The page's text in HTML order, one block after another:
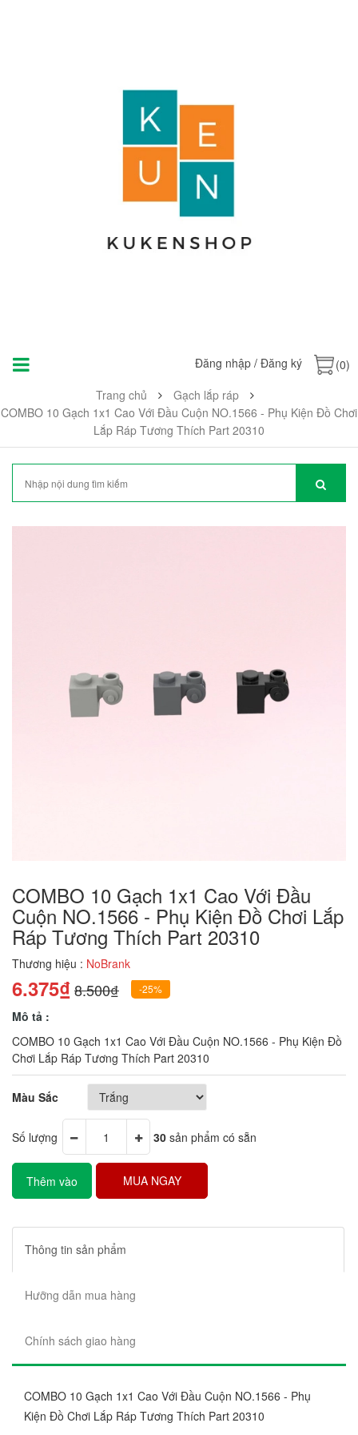
Đăng nhập / Đăng ký
(0)
Trang chủ
Gạch lắp ráp
COMBO 10 Gạch 1x1 Cao Với Đầu Cuộn NO.1566 - Phụ Kiện Đồ Chơi
Lắp Ráp Tương Thích Part 20310
COMBO 10 Gạch 1x1 Cao Với Đầu
Cuộn NO.1566 - Phụ Kiện Đồ Chơi Lắp
Ráp Tương Thích Part 20310
Thương hiệu : NoBrank
6.375₫8.500₫ -25%
Mô tả :
COMBO 10 Gạch 1x1 Cao Với Đầu Cuộn NO.1566 - Phụ Kiện Đồ
Chơi Lắp Ráp Tương Thích Part 20310
Màu Sắc
Số lượng 30 sản phẩm có sẵn
Thêm vào MUA NGAY
Thông tin sản phẩm
Hưỡng dẫn mua hàng
Chính sách giao hàng
COMBO 10 Gạch 1x1 Cao Với Đầu Cuộn NO.1566 - Phụ
Kiện Đồ Chơi Lắp Ráp Tương Thích Part 20310